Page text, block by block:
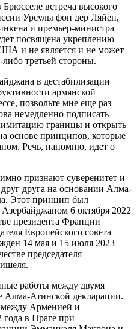
встреча высокого
Урсулы фон дер Ляйен,
и премьер-министра
посвящена укреплению
и не является и не может
третьей стороны.
в дестабилизации
армянской
позвольте мне еще раз
немедленно подписать
границы и открыть
основе принципов, которые
Речь, напомню, идет о
признают суверенитет и
друга на основании Алма-
Этот принцип был
6 октября 2022
президента Франции
Европейского совета
14 мая и 15 июля 2023
председателя
работы между двумя
Алма-Атинской декларации.
между Арменией и
года в Праге при